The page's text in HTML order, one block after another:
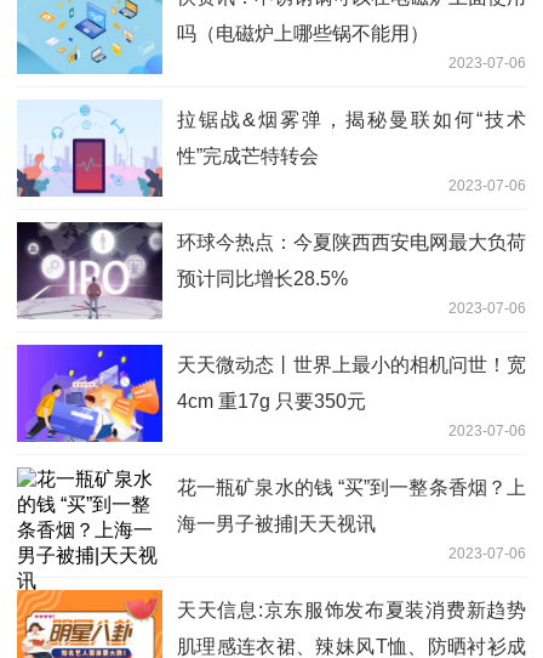
吗（电磁炉上哪些锅不能用）
2023-07-06
拉锯战&烟雾弹，揭秘曼联如何“技术
性”完成芒特转会
2023-07-06
环球今热点：今夏陕西西安电网最大负荷
预计同比增长28.5%
2023-07-06
天天微动态丨世界上最小的相机问世！宽
4cm 重17g 只要350元
2023-07-06
花一瓶矿泉水的钱 “买”到一整条香烟？上
海一男子被捕|天天视讯
2023-07-06
天天信息:京东服饰发布夏装消费新趋势
肌理感连衣裙、辣妹风T恤、防晒衬衫成